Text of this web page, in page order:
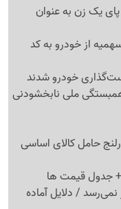
یک زن به عنوان
از خودرو به کد
خودرو شدند
ملی نابخشودنی
حامل کالای اساسی
/ دلایل آماده